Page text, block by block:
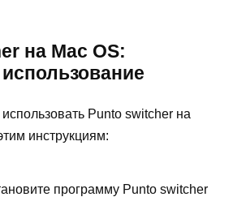
на Mac OS:
Punto switcher на
инструкциям:
программу Punto switcher